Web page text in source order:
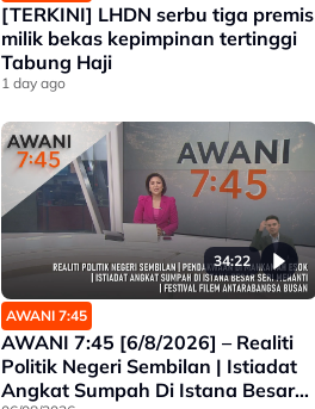
[TERKINI] LHDN serbu tiga premis
milik bekas kepimpinan tertinggi
Tabung Haji
1 day ago
34:22
AWANI 7:45
AWANI 7:45 [6/8/2026] – Realiti
Politik Negeri Sembilan | Istiadat
Angkat Sumpah Di Istana Besar